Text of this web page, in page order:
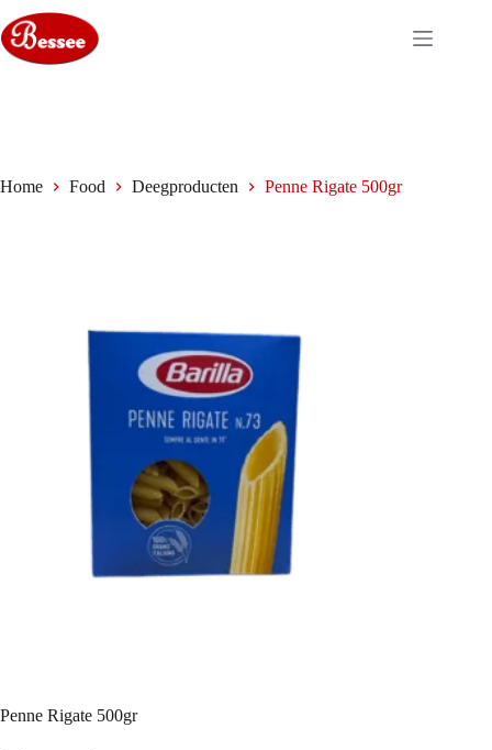
naar
de
inhoud
Home Food Deegproducten Penne Rigate 500gr
Penne Rigate 500gr